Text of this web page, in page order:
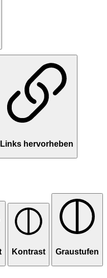
Links hervorheben
Kontrast Graustufen